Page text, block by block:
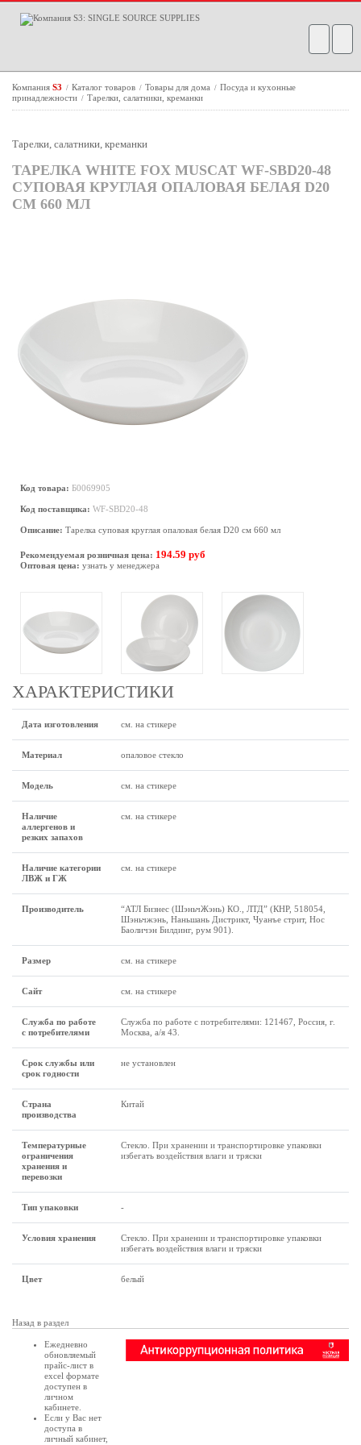
Компания S3 / Каталог товаров / Товары для дома / Посуда и кухонные
принадлежности / Тарелки, салатники, креманки
Тарелки, салатники, креманки
ТАРЕЛКА WHITE FOX MUSCAT WF-SBD20-48
СУПОВАЯ КРУГЛАЯ ОПАЛОВАЯ БЕЛАЯ D20
СМ 660 МЛ
Код товара: Б0069905
Код поставщика: WF-SBD20-48
Описание: Тарелка суповая круглая опаловая белая D20 см 660 мл
Рекомендуемая розничная цена: 194.59 руб
Оптовая цена: узнать у менеджера
ХАРАКТЕРИСТИКИ
Дата изготовления см. на стикере
Материал опаловое стекло
Модель см. на стикере
Наличие
аллергенов и
резких запахов
см. на стикере
Наличие категории
ЛВЖ и ГЖ
см. на стикере
Производитель
“АТЛ Бизнес (ШэньчЖэнь) КО., ЛТД” (КНР, 518054,
Шэньчжэнь, Наньшань Дистрикт, Чуанъе стрит, Нос
Баоличэн Билдинг, рум 901).
Размер см. на стикере
Сайт см. на стикере
Служба по работе
с потребителями
Служба по работе с потребителями: 121467, Россия, г.
Москва, а/я 43.
Срок службы или
срок годности
не установлен
Страна
производства
Китай
Температурные
ограничения
хранения и
перевозки
Стекло. При хранении и транспортировке упаковки
избегать воздействия влаги и тряски
Тип упаковки -
Условия хранения
Стекло. При хранении и транспортировке упаковки
избегать воздействия влаги и тряски
Цвет белый
Назад в раздел
Ежедневно
обновляемый
прайс-лист в
excel формате
доступен в
личном
кабинете
Если у Вас нет
доступа в
личный кабинет,